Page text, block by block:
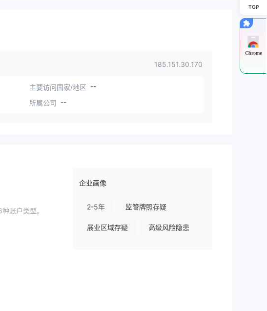
185.151.30.170
主要访问国家/地区 --
所属公司 --
账户类型。
企业画像
2-5年 监管牌照存疑
展业区域存疑 高级风险隐患
TOP
Chrome